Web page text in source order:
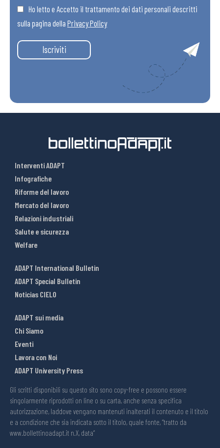
Ho letto e Accetto il trattamento dei dati personali descritti
sulla pagina della Privacy Policy
Iscriviti
Interventi ADAPT
Infografiche
Riforme del lavoro
Mercato del lavoro
Relazioni industriali
Salute e sicurezza
Welfare
ADAPT International Bulletin
ADAPT Special Bulletin
Noticias CIELO
ADAPT sui media
Chi Siamo
Eventi
Lavora con Noi
ADAPT University Press
Gli scritti disponibili su questo sito sono copy-free e possono essere
singolarmente riprodotti on line o su carta, anche senza specifica
autorizzazione, laddove vengano mantenuti inalterati il contenuto e il titolo
e a condizione che sia indicata sotto il titolo, quale fonte, “tratto da
www.bollettinoadapt.it n.X, data“